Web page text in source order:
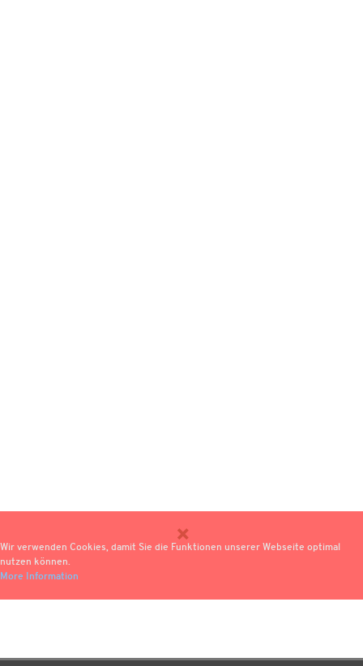
Wir verwenden Cookies, damit Sie die Funktionen unserer Webseite optimal
nutzen können.
More Information